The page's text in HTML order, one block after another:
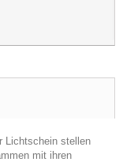
Lichtschein stellen
mit ihren